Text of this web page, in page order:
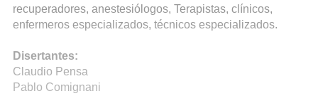
recuperadores, anestesiólogos, Terapistas, clínicos,
enfermeros especializados, técnicos especializados.
Disertantes:
Claudio Pensa
Pablo Comignani